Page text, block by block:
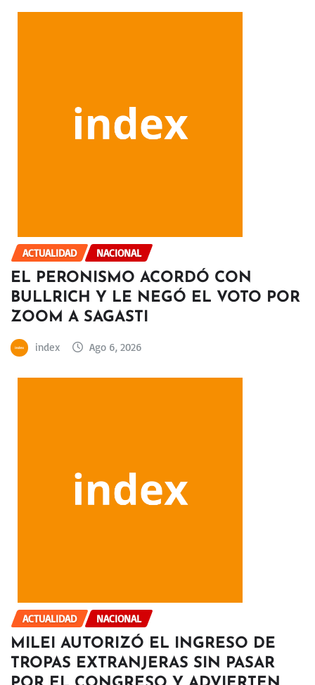
ACTUALIDAD NACIONAL
EL PERONISMO ACORDÓ CON
BULLRICH Y LE NEGÓ EL VOTO POR
ZOOM A SAGASTI
index Ago 6, 2026
ACTUALIDAD NACIONAL
MILEI AUTORIZÓ EL INGRESO DE
TROPAS EXTRANJERAS SIN PASAR